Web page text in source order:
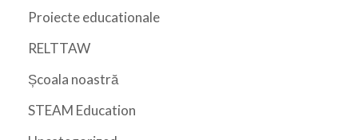
Proiecte educationale
RELTTAW
Școala noastră
STEAM Education